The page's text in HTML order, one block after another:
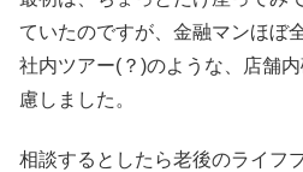
ていたのですが、金融マンほぼ
社内ツアー(？)のような、店舗
慮しました。
相談するとしたら老後のライフ